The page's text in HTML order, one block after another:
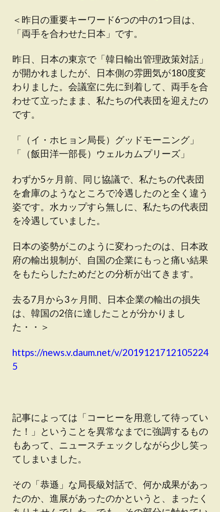
＜昨日の重要キーワード6つの中の1つ目は、
「両手を合わせた日本」です。
昨日、日本の東京で「韓日輸出管理政策対話」
が開かれましたが、日本側の雰囲気が180度変
わりました。会議室に先に到着して、両手を合
わせて立ったまま、私たちの代表団を迎えたの
です。
「（イ・ホヒョン局長）グッドモーニング」
「（飯田洋一部長）ウェルカムプリーズ」
わずか5ヶ月前、同じ協議で、私たちの代表団
を倉庫のようなところで冷遇したのと全く違う
姿です。水カップすら無しに、私たちの代表団
を冷遇していました。
日本の姿勢がこのように変わったのは、日本政
府の輸出規制が、自国の企業にもっと痛い結果
をもたらしたためだとの分析が出てきます。
去る7月から3ヶ月間、日本企業の輸出の損失
は、韓国の2倍に達したことが分かりまし
た・・＞
https://news.v.daum.net/v/2019121712105224
5
記事によっては「コーヒーを用意して待ってい
た！」ということを異常なまでに強調するもの
もあって、ニュースチェックしながら少し笑っ
てしまいました。
その「恭遜」な局長級対話で、何か成果があっ
たのか、進展があったのかというと、まったく